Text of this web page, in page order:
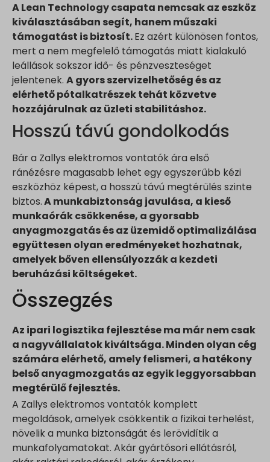
A Lean Technology csapata nemcsak az eszköz
kiválasztásában segít, hanem műszaki
támogatást is biztosít.Ez azért különösen fontos,
mert a nem megfelelő támogatás miatt kialakuló
leállások sokszor idő- és pénzveszteséget
jelentenek. A gyors szervizelhetőség és az
elérhető pótalkatrészek tehát közvetve
hozzájárulnak az üzleti stabilitáshoz.
Hosszú távú gondolkodás
Bár a Zallys elektromos vontatók ára első
ránézésre magasabb lehet egy egyszerűbb kézi
eszközhöz képest, a hosszú távú megtérülés szinte
biztos.A munkabiztonság javulása, a kieső
munkaórák csökkenése, a gyorsabb
anyagmozgatás és az üzemidő optimalizálása
együttesen olyan eredményeket hozhatnak,
amelyek bőven ellensúlyozzák a kezdeti
beruházási költségeket.
Összegzés
Az ipari logisztika fejlesztése ma már nem csak
a nagyvállalatok kiváltsága. Minden olyan cég
számára elérhető, amely felismeri, a hatékony
belső anyagmozgatás az egyik leggyorsabban
megtérülő fejlesztés.
A Zallys elektromos vontatók komplett
megoldások, amelyek csökkentik a fizikai terhelést,
növelik a munka biztonságát és lerövidítik a
munkafolyamatokat. Akár gyártósori ellátásról,